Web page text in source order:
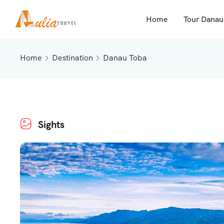
Home Tour
Home Destination Danau Toba
Sights